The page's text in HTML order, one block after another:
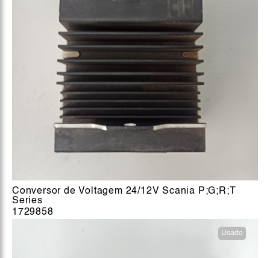
Conversor de Voltagem 24/12V Scania P;G;R;T
Series
1729858
Usado